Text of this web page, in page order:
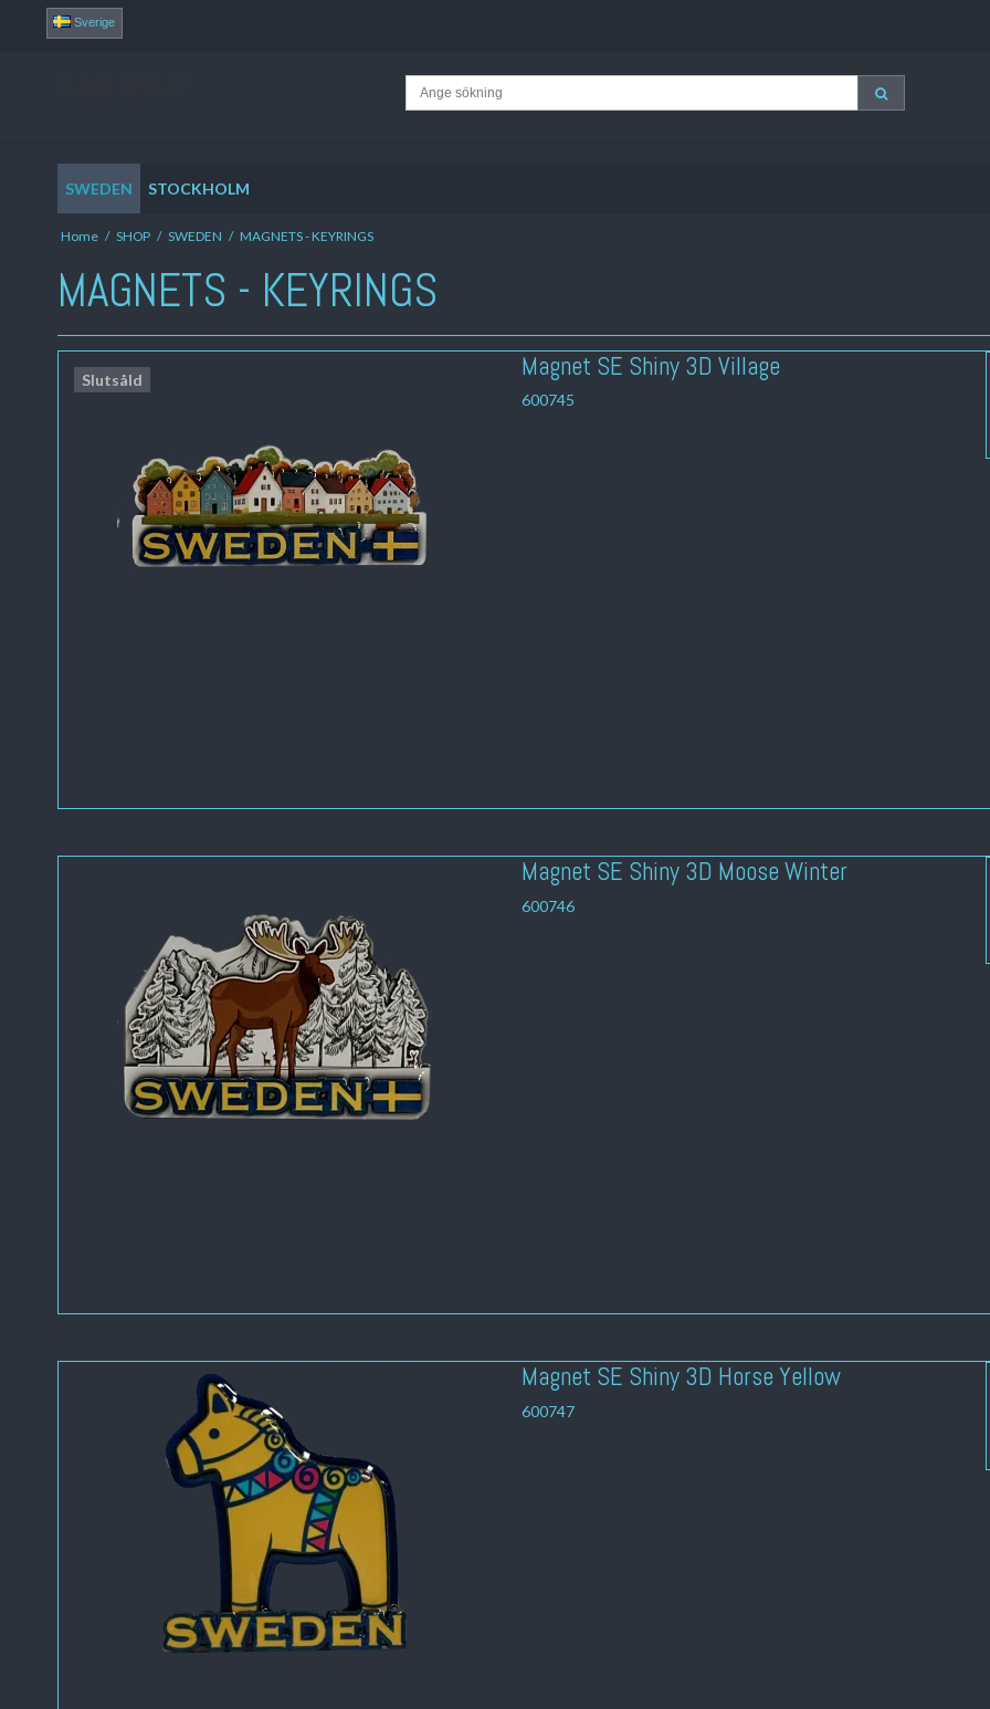
Sverige
SWEDEN STOCKHOLM
Home / SHOP / SWEDEN / MAGNETS - KEYRINGS
MAGNETS - KEYRINGS
Slutsåld Magnet SE Shiny 3D Village
600745
Magnet SE Shiny 3D Moose Winter
600746
Magnet SE Shiny 3D Horse Yellow
600747